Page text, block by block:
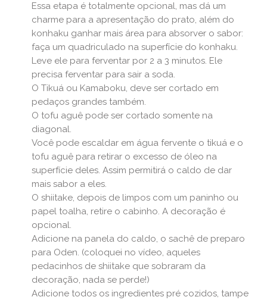
Essa etapa é totalmente opcional, mas dá um
charme para a apresentação do prato, além do
konhaku ganhar mais área para absorver o sabor:
faça um quadriculado na superfície do konhaku.
Leve ele para ferventar por 2 a 3 minutos. Ele
precisa ferventar para sair a soda.
O Tikuá ou Kamaboku, deve ser cortado em
pedaços grandes também.
O tofu aguê pode ser cortado somente na
diagonal.
Você pode escaldar em água fervente o tikuá e o
tofu aguê para retirar o excesso de óleo na
superfície deles. Assim permitirá o caldo de dar
mais sabor a eles.
O shiitake, depois de limpos com um paninho ou
papel toalha, retire o cabinho. A decoração é
opcional.
Adicione na panela do caldo, o sachê de preparo
para Oden. (coloquei no vídeo, aqueles
pedacinhos de shiitake que sobraram da
decoração, nada se perde!)
Adicione todos os ingredientes pré cozidos, tampe